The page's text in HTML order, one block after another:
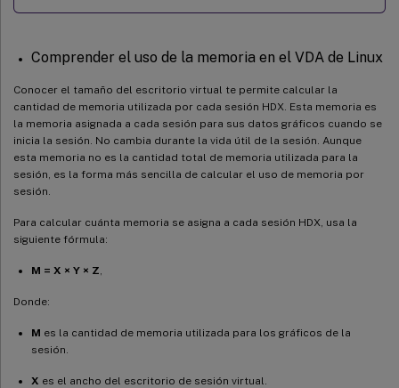
Comprender el uso de la memoria en el VDA de Linux
Conocer el tamaño del escritorio virtual te permite calcular la
cantidad de memoria utilizada por cada sesión HDX. Esta memoria es
la memoria asignada a cada sesión para sus datos gráficos cuando se
inicia la sesión. No cambia durante la vida útil de la sesión. Aunque
esta memoria no es la cantidad total de memoria utilizada para la
sesión, es la forma más sencilla de calcular el uso de memoria por
sesión.
Para calcular cuánta memoria se asigna a cada sesión HDX, usa la
siguiente fórmula:
M = X × Y × Z
Donde:
M es la cantidad de memoria utilizada para los gráficos de la
sesión.
X es el ancho del escritorio de sesión virtual.